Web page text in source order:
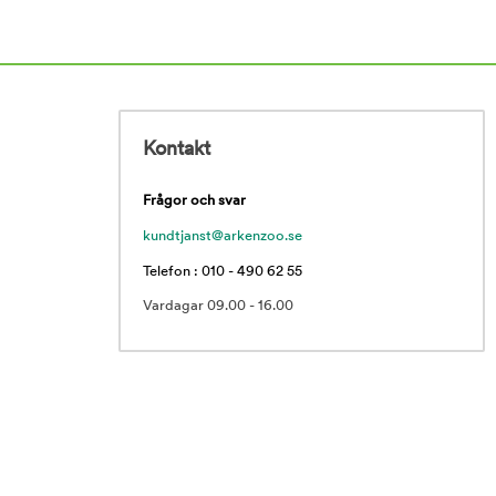
Kontakt
Frågor och svar
kundtjanst@arkenzoo.se
Telefon : 010 - 490 62 55
Vardagar 09.00 - 16.00